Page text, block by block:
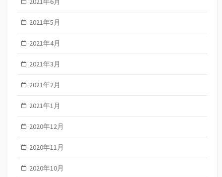
2021年5月
2021年4月
2021年3月
2021年2月
2021年1月
2020年12月
2020年11月
2020年10月